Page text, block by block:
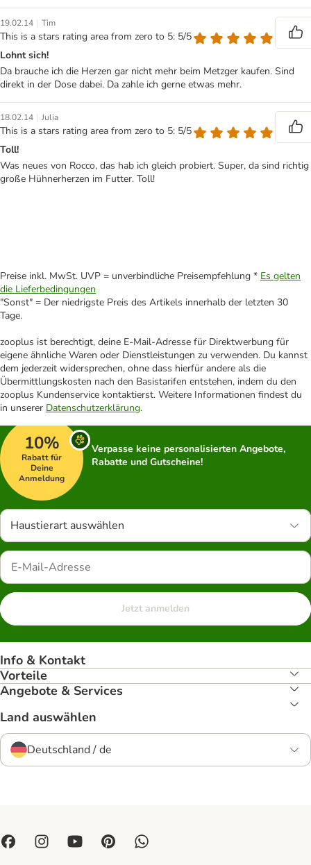
19.02.14 | Tim
This is a stars rating area from zero to 5: 5/5
Lohnt sich!
Da brauche ich die Herzen gar nicht mehr beim Metzger kaufen. Sind
direkt in der Dose dabei. Da zahle ich gerne etwas mehr.
18.02.14 | Julia
This is a stars rating area from zero to 5: 5/5
Toll!
Was neues von Rocco, das hab ich gleich probiert. Super, da sind richtig
große Hühnerherzen im Futter. Toll!
Preise inkl. MwSt. UVP = unverbindliche Preisempfehlung * Es gelten
die Lieferbedingungen
"Sonst" = Der niedrigste Preis des Artikels innerhalb der letzten 30
Tage.
zooplus ist berechtigt, deine E-Mail-Adresse für Direktwerbung für
eigene ähnliche Waren oder Dienstleistungen zu verwenden. Du kannst
dem jederzeit widersprechen, ohne dass hierfür andere als die
Übermittlungskosten nach den Basistarifen entstehen, indem du den
zooplus Kundenservice kontaktierst. Weitere Informationen findest du
in unserer Datenschutzerklärung.
10%
Rabatt für
Deine
Anmeldung
Verpasse keine personalisierten Angebote,
Rabatte und Gutscheine!
Haustierart auswählen
Jetzt anmelden
Info & Kontakt
Vorteile
Angebote & Services
Land auswählen
Deutschland / de